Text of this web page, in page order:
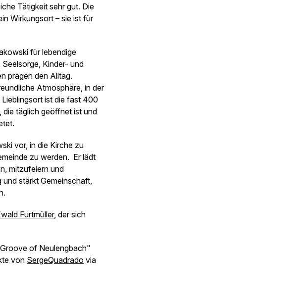
Tätigkeit sehr gut. Die
Wirkungsort – sie ist für
für lebendige
Kinder- und
prägen den Alltag.
Atmosphäre, in der
ist die fast 400
täglich geöffnet ist und
vor, in die Kirche zu
zu werden. Er lädt
mitzufeiern und
stärkt Gemeinschaft,
Furtmüller, der sich
of Neulengbach"
von SergeQuadrado via